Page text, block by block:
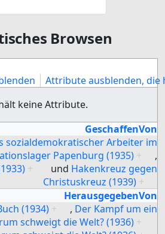
Browsen
Attribute ausblenden, die
keine Attribute.
GeschaffenVon
sozialdemokratischer Arbeiter im
Papenburg (1935) +
,
+ und Hakenkreuz gegen
Christuskreuz (1939) +
HerausgegebenVon
(1934) + , Der Kampf um ein
schweigt die Welt? (1936) +